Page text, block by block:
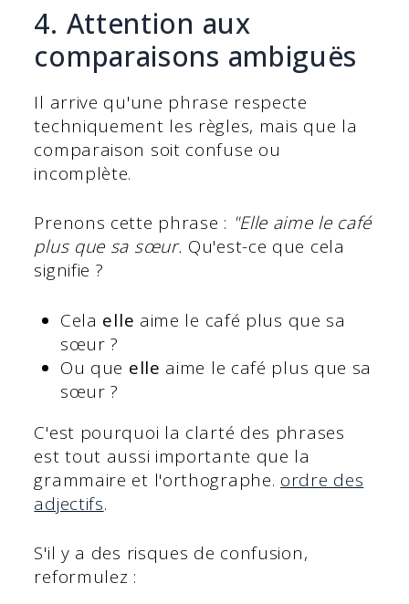
4. Attention aux
comparaisons ambiguës
Il arrive qu'une phrase respecte
techniquement les règles, mais que la
comparaison soit confuse ou
incomplète.
Prenons cette phrase : "Elle aime le café
plus que sa sœur. Qu'est-ce que cela
signifie ?
Cela elle aime le café plus que sa
sœur ?
Ou que elle aime le café plus que sa
sœur ?
C'est pourquoi la clarté des phrases
est tout aussi importante que la
grammaire et l'orthographe. ordre des
adjectifs.
S'il y a des risques de confusion,
reformulez :